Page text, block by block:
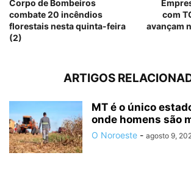
Corpo de Bombeiros
combate 20 incêndios
florestais nesta quinta-feira
(2)
com
avançam
ARTIGOS
MT é o único
onde homens são
O Noroeste - agosto 9,